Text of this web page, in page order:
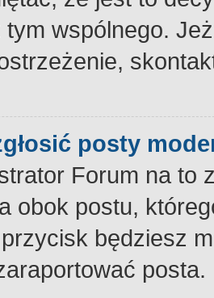
tym wspólnego.
posty
Forum na to
obok postu,
będziesz
posta.